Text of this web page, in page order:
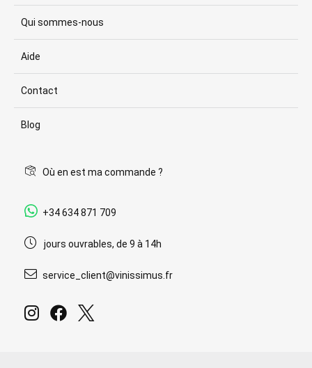
Qui sommes-nous
Aide
Contact
Blog
Où en est ma commande ?
+34 634 871 709
jours ouvrables, de 9 à 14h
service_client@vinissimus.fr